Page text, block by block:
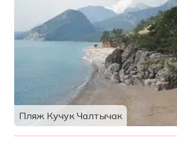
Пляж Кучук Чалтычак